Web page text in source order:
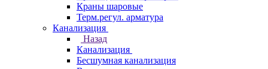
Краны шаровые
Терм.регул. арматура
Канализация
Назад
Канализация
Бесшумная канализация